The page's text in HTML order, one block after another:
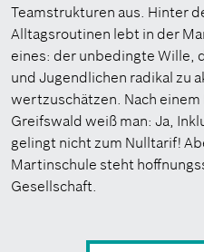
Teamstrukturen aus. Hinter
Alltagsroutinen lebt in der
eines: der unbedingte Wille,
und Jugendlichen radikal zu
wertzuschätzen. Nach
Greifswald weiß man: Ja,
gelingt nicht zum Nulltarif!
Martinschule steht
Gesellschaft.